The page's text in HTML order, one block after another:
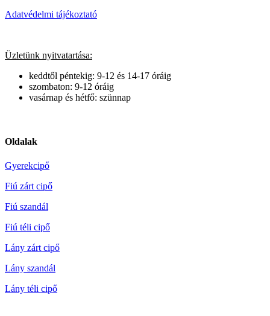
Adatvédelmi tájékoztató
Üzletünk nyitvatartása:
keddtől péntekig: 9-12 és 14-17 óráig
szombaton: 9-12 óráig
vasárnap és hétfő: szünnap
Oldalak
Gyerekcipő
Fiú zárt cipő
Fiú szandál
Fiú téli cipő
Lány zárt cipő
Lány szandál
Lány téli cipő